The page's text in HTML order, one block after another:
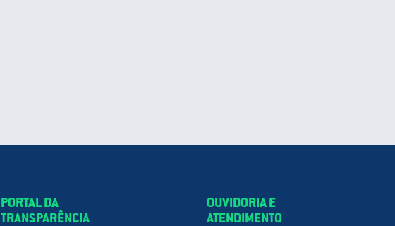
PORTAL DA
TRANSPARÊNCIA
OUVIDORIA E
ATENDIMENTO